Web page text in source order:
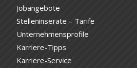
Jobangebote
Stelleninserate – Tarife
Unternehmensprofile
Karriere-Tipps
Karriere-Service